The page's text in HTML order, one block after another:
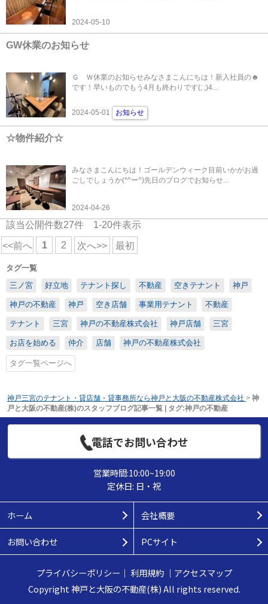
2024-05-10
GW休業のお知らせ
Ｇ Ｗ休業のお知らせみなさまこんにちは！新入社員の☻
です！早いものでもう4月も終わりです(; ;)4...
2024-05-01 お知らせ
☆物件紹介☆
みなさまこんにちは！ゴールデンウィーク目前いかがお過
ごしでしょうか(*^ー^)先日のブログでお知らせ...
2024-04-26
該当公開件数27件 1-20件表示
<<前へ 1 2 次へ>> 最初
タグ一覧
三ノ宮
好立地 テナント探し 不動産 空きテナント 神戸
神戸の不動産 神戸 空き店舗 事業用テナント 不動産
テナント 三宮 神戸の不動産株式会社 神戸店舗 三宮
お店を始める 仲介 店舗 神戸の不動産株式会社
タグ一覧ページへ
神戸三宮のテナント・貸店舗・貸事務所なら神戸と大阪の不動産株式会社 > 神
戸と大阪の不動産(株)のスタッフブログ記事一覧 | タグ:神戸の不動産
電話でお問い合わせ
営業時間:10:00~19:00
定休日: 日・祝
ホーム 会社概要
お問い合わせ PCサイト
プライバシーポリシー ｜ 利用規約｜ アクセスマップ
Copyright 神戸と大阪の不動産(株) All rights reserved.